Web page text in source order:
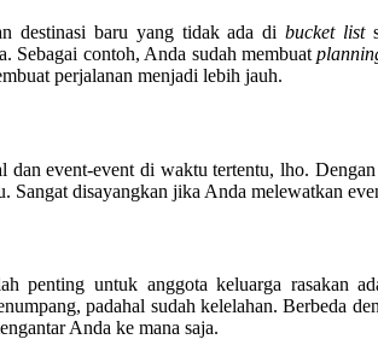
destinasi baru yang tidak ada dibucket list
Sebagai contoh, Anda sudah membuat
perjalanan menjadi lebih jauh.
event-event di waktu tertentu, lho.
Sangat disayangkan jika Anda melewatkan
penting untuk anggota keluarga rasakan
padahal sudah kelelahan. Berbeda
Anda ke mana saja.